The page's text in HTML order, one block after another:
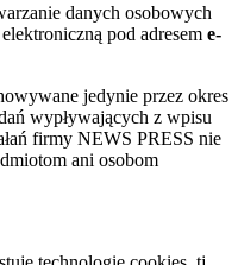
danych osobowych
pod adresem e-
jedynie przez okres
wypływających z wpisu
firmy NEWS PRESS nie
ani osobom